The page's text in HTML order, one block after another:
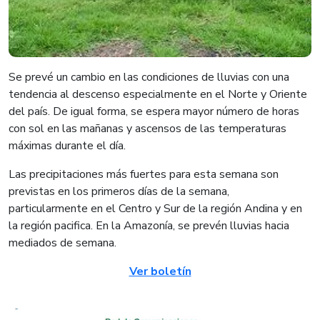
Se prevé un cambio en las condiciones de lluvias con una
tendencia al descenso especialmente en el Norte y Oriente
del país. De igual forma, se espera mayor número de horas
con sol en las mañanas y ascensos de las temperaturas
máximas durante el día.
Las precipitaciones más fuertes para esta semana son
previstas en los primeros días de la semana,
particularmente en el Centro y Sur de la región Andina y en
la región pacifica. En la Amazonía, se prevén lluvias hacia
mediados de semana.
Ver boletín